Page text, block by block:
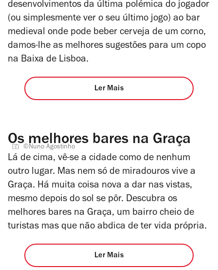
desenvolvimentos da última polémica do jogador
(ou simplesmente ver o seu último jogo) ao bar
medieval onde pode beber cerveja de um corno,
damos-lhe as melhores sugestões para um copo
na Baixa de Lisboa.
Ler Mais
Os melhores bares na Graça
©Nuno Agostinho
Lá de cima, vê-se a cidade como de nenhum
outro lugar. Mas nem só de miradouros vive a
Graça. Há muita coisa nova a dar nas vistas,
mesmo depois do sol se pôr. Descubra os
melhores bares na Graça, um bairro cheio de
turistas mas que não abdica de ter vida própria.
Ler Mais